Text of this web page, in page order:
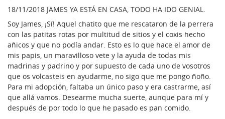
18/11/2018 JAMES YA ESTÁ EN CASA, TODO HA IDO GENIAL.
Soy James, ¡Sí! Aquel chatito que me rescataron de la perrera
con las patitas rotas por multitud de sitios y el coxis hecho
añicos y que no podía andar. Esto es lo que hace el amor de
mis papis, un maravilloso vete y la ayuda de todas mis
madrinas y padrino y por supuesto de cada uno de vosotros
que os volcasteis en ayudarme, no sigo que me pongo ñoño.
Para mi adopción, faltaba un único paso y era castrarme, así
que allá vamos. Desearme mucha suerte, aunque para mí y
después de por todo lo que he pasado es pan comido.